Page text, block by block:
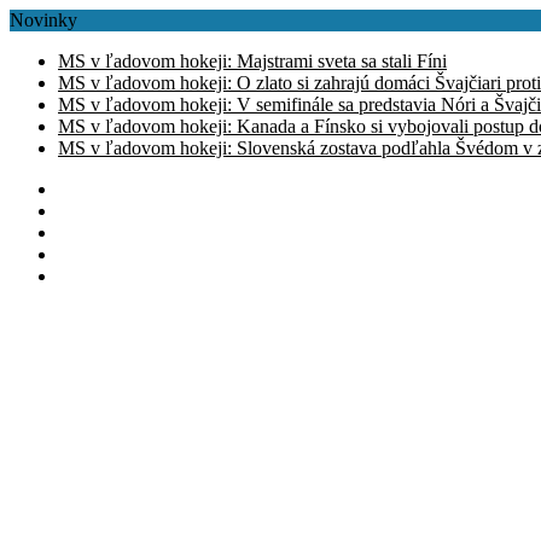
Novinky
MS v ľadovom hokeji: Majstrami sveta sa stali Fíni
MS v ľadovom hokeji: O zlato si zahrajú domáci Švajčiari
MS v ľadovom hokeji: V semifinále sa predstavia Nóri a
MS v ľadovom hokeji: Kanada a Fínsko si vybojovali postup
MS v ľadovom hokeji: Slovenská zostava podľahla Švédom v